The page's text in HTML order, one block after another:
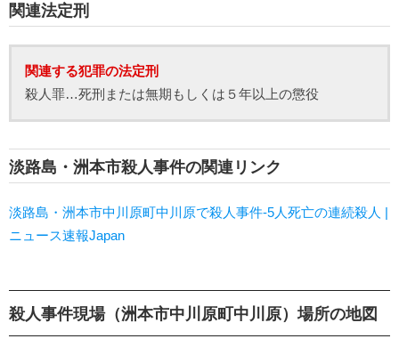
関連法定刑
関連する犯罪の法定刑
殺人罪…死刑または無期もしくは５年以上の懲役
淡路島・洲本市殺人事件の関連リンク
淡路島・洲本市中川原町中川原で殺人事件-5人死亡の連続殺人 |
ニュース速報Japan
殺人事件現場（洲本市中川原町中川原）場所の地図